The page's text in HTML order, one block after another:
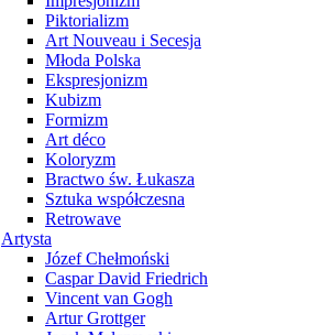
Piktorializm
Art Nouveau i Secesja
Młoda Polska
Ekspresjonizm
Kubizm
Formizm
Art déco
Koloryzm
Bractwo św. Łukasza
Sztuka współczesna
Retrowave
Artysta
Józef Chełmoński
Caspar David Friedrich
Vincent van Gogh
Artur Grottger